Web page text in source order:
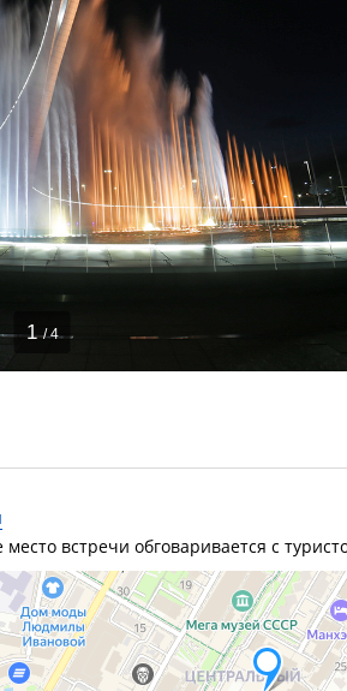
1 / 4
место встречи обговаривается с